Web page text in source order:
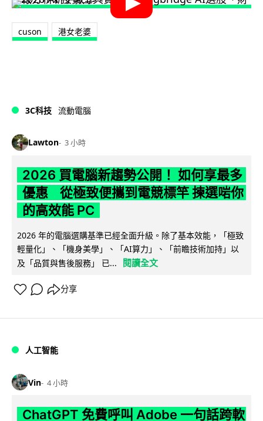
cuson 港女老婆
3C科技 流動電腦
Lawton 3 小時
2026 買電腦新趨勢公開！ 如何享最多
優惠 從極致便攜到電競標竿 揀選啱你
的高效能 PC
2026 年的電腦選購基準已經全面升級。除了基本效能，「極致
輕量化」、「機身美學」、「AI算力」、「前瞻技術加持」以
及「品質與售後服務」 已...
閱讀全文
分享
人工智能
Vin 4 小時
ChatGPT 免費呼叫 Adobe 一句話跨軟